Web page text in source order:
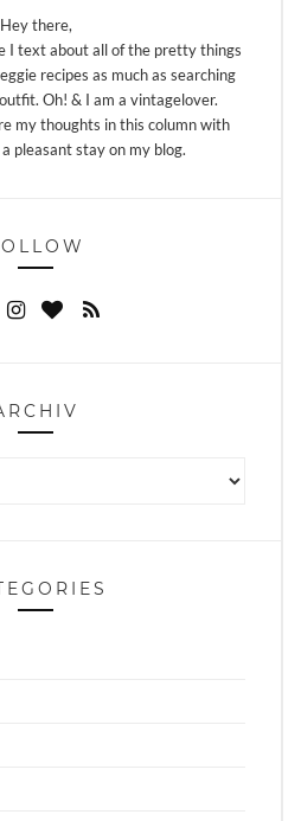
Hey there,
I text about all of the pretty things
recipes as much as searching
Oh! & I am a vintagelover.
my thoughts in this column with
pleasant stay on my blog.